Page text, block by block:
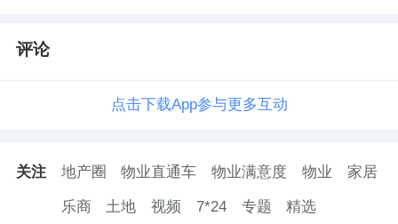
评论
点击下载App参与更多互动
关注 地产圈 物业直通车 物业满意度 物业 家居
乐商 土地 视频 7*24 专题 精选